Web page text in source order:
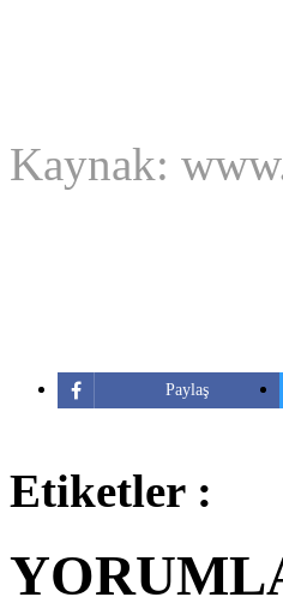
Kaynak:
Paylaş
Etiketler :